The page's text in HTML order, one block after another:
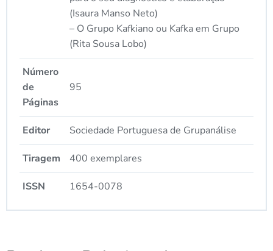
(Isaura Manso Neto)
– O Grupo Kafkiano ou Kafka em Grupo
(Rita Sousa Lobo)
Número
de
Páginas
95
Editor Sociedade Portuguesa de Grupanálise
Tiragem 400 exemplares
ISSN 1654-0078